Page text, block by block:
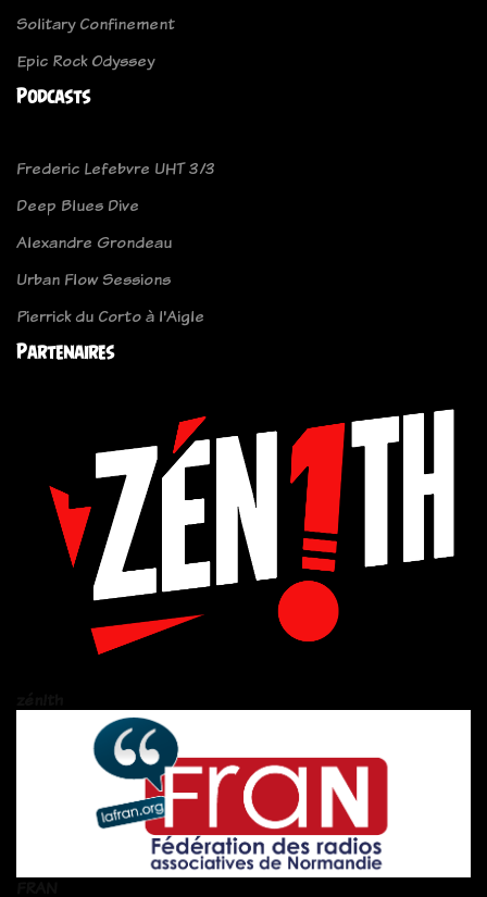
Solitary Confinement
Epic Rock Odyssey
Podcasts
Frederic Lefebvre UHT 3/3
Deep Blues Dive
Alexandre Grondeau
Urban Flow Sessions
Pierrick du Corto à l'Aigle
Partenaires